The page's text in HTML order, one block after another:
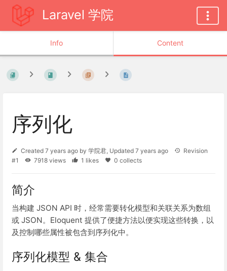
Laravel 学院
Info Content
序列化
Created 7 years ago by 学院君, Updated 7 years ago
Revision
#1
7918 views 1 likes 0 collects
简介
当构建 JSON API 时，经常需要转化模型和关联关系为数组
或 JSON。Eloquent 提供了便捷方法以便实现这些转换，以
及控制哪些属性被包含到序列化中。
序列化模型 & 集合